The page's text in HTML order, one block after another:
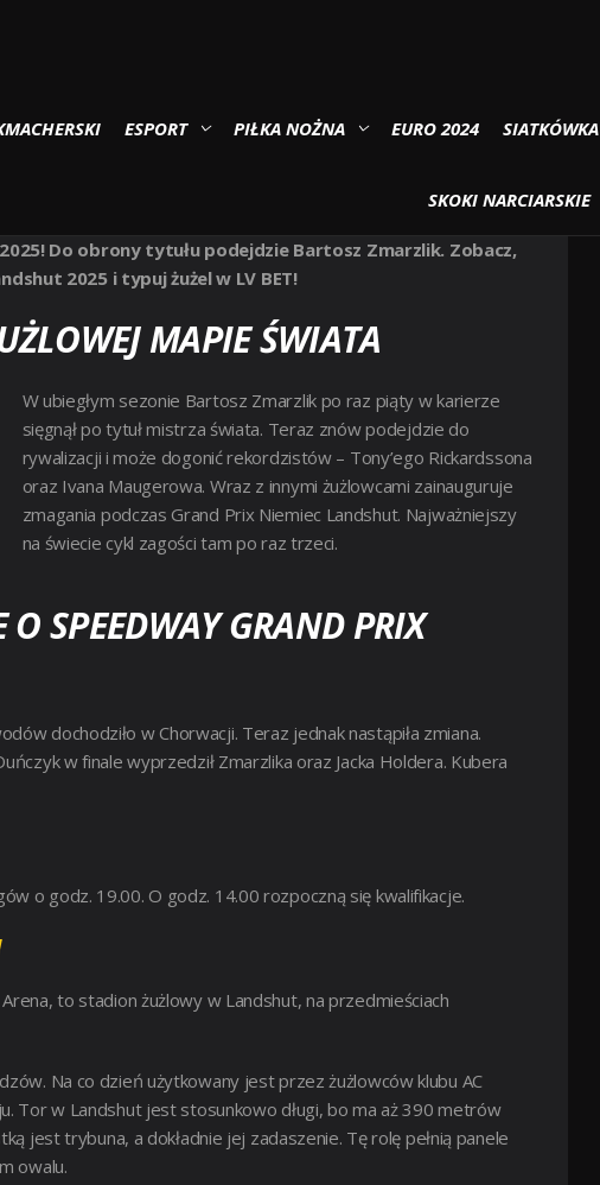
ESPORT PIŁKA NOŻNA EURO 2024 SIATKÓWKA
SKOKI NARCIARSKIE
LANDSHUT 2025
Do obrony tytułu podejdzie Bartosz Zmarzlik. Zobacz,
2025 i typuj żużel w LV BET!
MAPIE ŚWIATA
W ubiegłym sezonie Bartosz Zmarzlik po raz piąty w karierze
sięgnął po tytuł mistrza świata. Teraz znów podejdzie do
rywalizacji i może dogonić rekordzistów – Tony’ego Rickardssona
oraz Ivana Maugerowa. Wraz z innymi żużlowcami zainauguruje
zmagania podczas Grand Prix Niemiec Landshut. Najważniejszy
na świecie cykl zagości tam po raz trzeci.
SPEEDWAY GRAND PRIX
dochodziło w Chorwacji. Teraz jednak nastąpiła zmiana.
w finale wyprzedził Zmarzlika oraz Jacka Holdera. Kubera
o godz. 19.00. O godz. 14.00 rozpoczną się kwalifikacje.
to stadion żużlowy w Landshut, na przedmieściach
Na co dzień użytkowany jest przez żużlowców klubu AC
Tor w Landshut jest stosunkowo długi, bo ma aż 390 metrów
jest trybuna, a dokładnie jej zadaszenie. Tę rolę pełnią panele
owalu.